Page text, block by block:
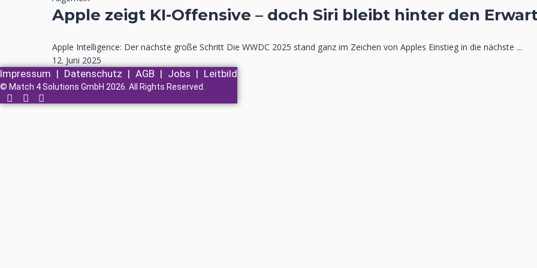
Apple zeigt KI-Offensive – doch Siri bleibt hinter den
Apple Intelligence: Der nächste große Schritt Die WWDC 2025 stand ganz im Zeichen von Apples Einstieg in die nächste ...
12. Juni 2025
Impressum | Datenschutz | AGB | Jobs | Leitbild
© Match 4 Solutions GmbH 2026. All Rights Reserved.
Anmelden